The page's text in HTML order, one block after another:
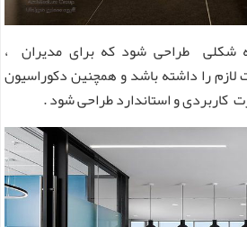
شکلی طراحی شود که برای مدیران ،
لازم را داشته باشد و همچنین دکوراسیون
کاربردی و استاندارد طراحی شود .